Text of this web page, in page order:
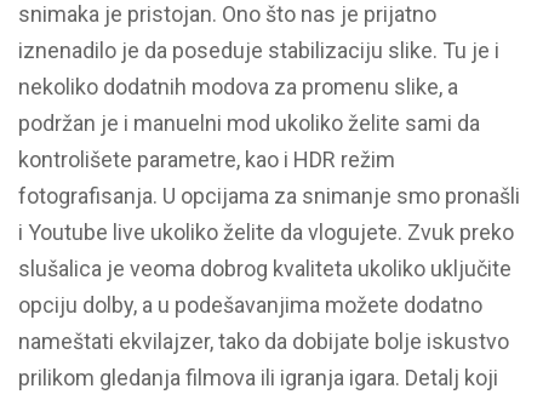
snimaka je pristojan. Ono što nas je prijatno
iznenadilo je da poseduje stabilizaciju slike. Tu je i
nekoliko dodatnih modova za promenu slike, a
podržan je i manuelni mod ukoliko želite sami da
kontrolišete parametre, kao i HDR režim
fotografisanja. U opcijama za snimanje smo pronašli
i Youtube live ukoliko želite da vlogujete. Zvuk preko
slušalica je veoma dobrog kvaliteta ukoliko uključite
opciju dolby, a u podešavanjima možete dodatno
nameštati ekvilajzer, tako da dobijate bolje iskustvo
prilikom gledanja filmova ili igranja igara. Detalj koji